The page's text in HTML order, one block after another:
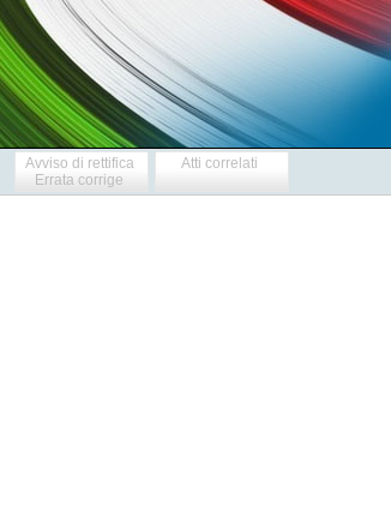
Avviso di rettifica
Errata corrige
Atti correlati